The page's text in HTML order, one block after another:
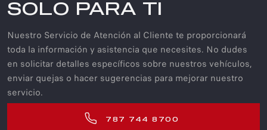
SOLO PARA TI​
Nuestro Servicio de Atención al Cliente te proporcionará
toda la información y asistencia que necesites. No dudes
en solicitar detalles específicos sobre nuestros vehículos,
enviar quejas o hacer sugerencias para mejorar nuestro
servicio.
787 744 8700